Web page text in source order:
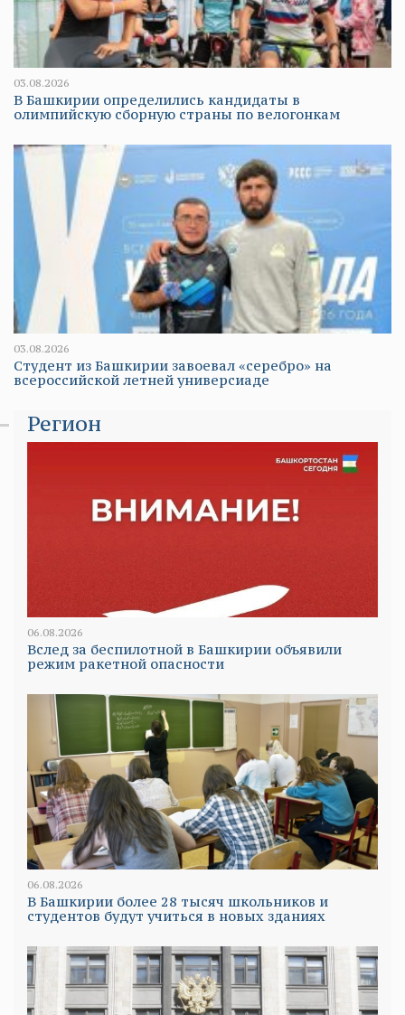
03.08.2026
В Башкирии определились кандидаты в
олимпийскую сборную страны по велогонкам
03.08.2026
Студент из Башкирии завоевал «серебро» на
всероссийской летней универсиаде
Регион
06.08.2026
Вслед за беспилотной в Башкирии объявили
режим ракетной опасности
06.08.2026
В Башкирии более 28 тысяч школьников и
студентов будут учиться в новых зданиях